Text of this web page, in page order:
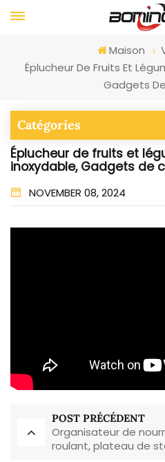
Maison
Éplucheur De Fruits Et
Gadgets
Catégories
Éplucheur de fruits et
inoxydable, Gadgets de
NOVEMBER 08, 2024
POST PRÉCÉDENT
Organisateur de
roulant, plateau de